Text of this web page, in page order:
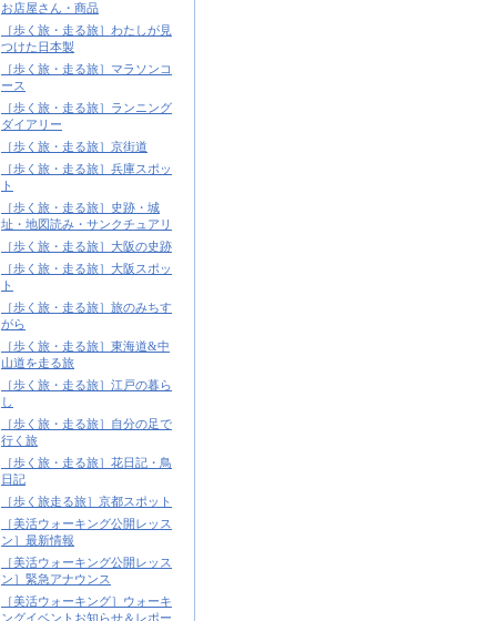
お店屋さん・商品
［歩く旅・走る旅］わたしが見
つけた日本製
［歩く旅・走る旅］マラソンコ
ース
［歩く旅・走る旅］ランニング
ダイアリー
［歩く旅・走る旅］京街道
［歩く旅・走る旅］兵庫スポッ
ト
［歩く旅・走る旅］史跡・城
址・地図読み・サンクチュアリ
［歩く旅・走る旅］大阪の史跡
［歩く旅・走る旅］大阪スポッ
ト
［歩く旅・走る旅］旅のみちす
がら
［歩く旅・走る旅］東海道&中
山道を走る旅
［歩く旅・走る旅］江戸の暮ら
し
［歩く旅・走る旅］自分の足で
行く旅
［歩く旅・走る旅］花日記・鳥
日記
［歩く旅走る旅］京都スポット
［美活ウォーキング公開レッス
ン］最新情報
［美活ウォーキング公開レッス
ン］緊急アナウンス
［美活ウォーキング］ウォーキ
ングイベントお知らせ＆レポー